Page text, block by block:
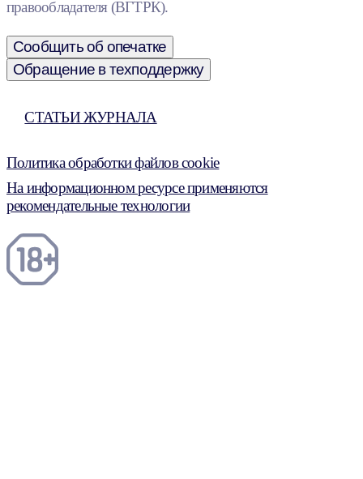
правообладателя (ВГТРК).
Сообщить об опечатке
Обращение в техподдержку
СТАТЬИ ЖУРНАЛА
Политика обработки файлов cookie
На информационном ресурсе применяются
рекомендательные технологии